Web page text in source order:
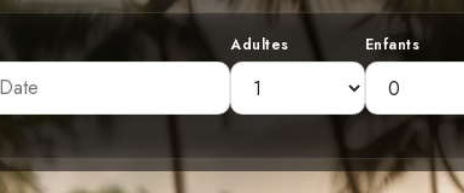
Adultes Enfants